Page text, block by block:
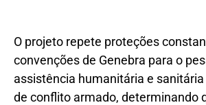
O projeto repete proteções
convenções de Genebra para o
assistência humanitária e
de conflito armado, determinando